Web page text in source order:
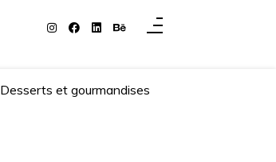
Desserts et gourmandises